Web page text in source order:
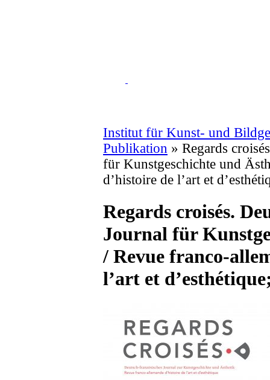
Institut für Kunst- und
Publikation » Regards
für Kunstgeschichte und
d’histoire de l’art et
Regards croisés.
Journal für
/ Revue franco-
l’art et